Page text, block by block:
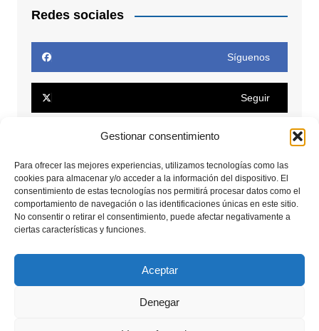
Gestionar consentimiento
Para ofrecer las mejores experiencias, utilizamos tecnologías como las
cookies para almacenar y/o acceder a la información del dispositivo. El
consentimiento de estas tecnologías nos permitirá procesar datos como el
comportamiento de navegación o las identificaciones únicas en este sitio.
No consentir o retirar el consentimiento, puede afectar negativamente a
ciertas características y funciones.
Aceptar
Denegar
Redes sociales
Síguenos
Seguir
Conectar
Seguir